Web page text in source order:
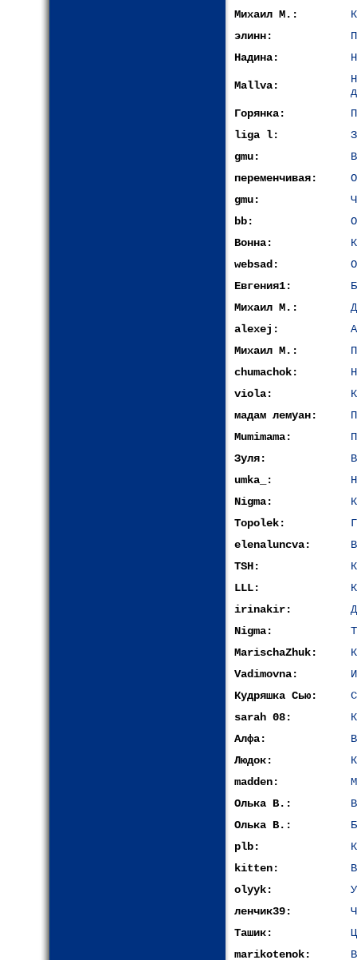
Михаил М.:
элинн:
Надина:
Mallva:
Горянка:
liga l:
gmu:
переменчивая:
gmu:
bb:
Вонна:
websad:
Евгения1:
Михаил М.:
alexej:
Михаил М.:
chumachok:
viola:
мадам лемуан:
Mumimama:
Зуля:
umka_:
Nigma:
Topolek:
elenaluncva:
TSH:
LLL:
irinakir:
Nigma:
MarischaZhuk:
Vadimovna:
Кудряшка Сью:
sarah 08:
Алфа:
Людок:
madden:
Олька В.:
Олька В.:
plb:
kitten:
olyyk:
ленчик39:
Ташик:
marikotenok: